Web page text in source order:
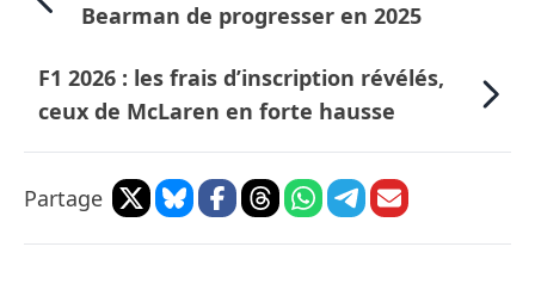
Bearman de progresser en 2025
F1 2026 : les frais d’inscription révélés,
ceux de McLaren en forte hausse
Partage